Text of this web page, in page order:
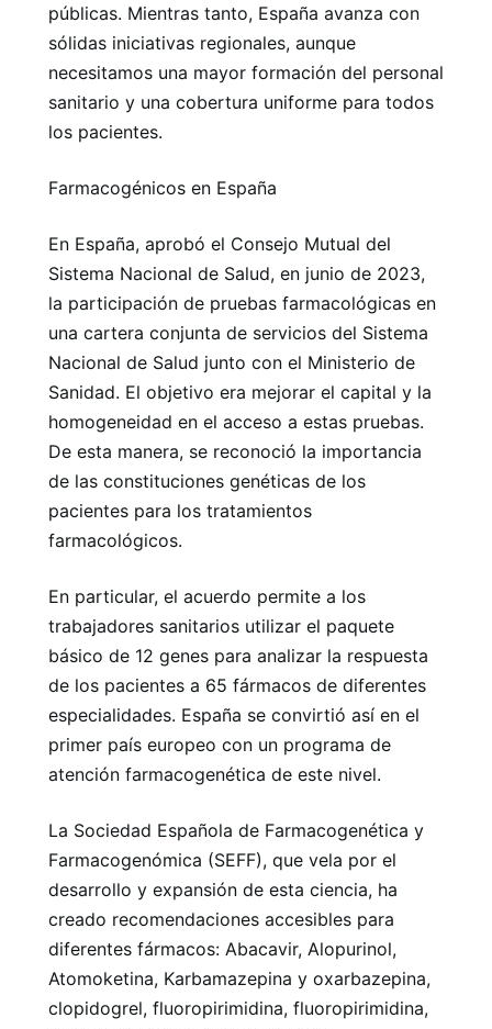
públicas. Mientras tanto, España avanza con
sólidas iniciativas regionales, aunque
necesitamos una mayor formación del personal
sanitario y una cobertura uniforme para todos
los pacientes.
Farmacogénicos en España
En España, aprobó el Consejo Mutual del
Sistema Nacional de Salud, en junio de 2023,
la participación de pruebas farmacológicas en
una cartera conjunta de servicios del Sistema
Nacional de Salud junto con el Ministerio de
Sanidad. El objetivo era mejorar el capital y la
homogeneidad en el acceso a estas pruebas.
De esta manera, se reconoció la importancia
de las constituciones genéticas de los
pacientes para los tratamientos
farmacológicos.
En particular, el acuerdo permite a los
trabajadores sanitarios utilizar el paquete
básico de 12 genes para analizar la respuesta
de los pacientes a 65 fármacos de diferentes
especialidades. España se convirtió así en el
primer país europeo con un programa de
atención farmacogenética de este nivel.
La Sociedad Española de Farmacogenética y
Farmacogenómica (SEFF), que vela por el
desarrollo y expansión de esta ciencia, ha
creado recomendaciones accesibles para
diferentes fármacos: Abacavir, Alopurinol,
Atomoketina, Karbamazepina y oxarbazepina,
clopidogrel, fluoropirimidina, fluoropirimidina,